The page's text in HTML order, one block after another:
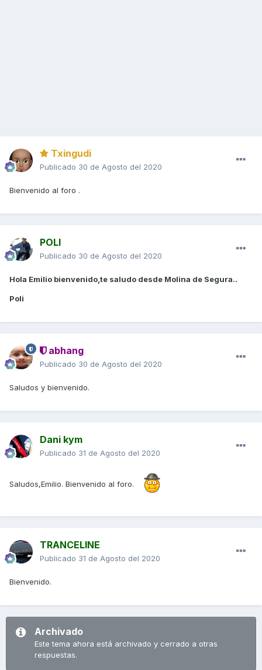
Txingudi
Publicado 30 de Agosto del 2020
Bienvenido al foro .
POLI
Publicado 30 de Agosto del 2020
Hola Emilio bienvenido,te saludo desde Molina de Segura..
Poli
abhang
Publicado 30 de Agosto del 2020
Saludos y bienvenido.
Dani kym
Publicado 31 de Agosto del 2020
Saludos,Emilio. Bienvenido al foro.
TRANCELINE
Publicado 31 de Agosto del 2020
Bienvenido.
Archivado
Este tema ahora está archivado y cerrado a otras
respuestas.